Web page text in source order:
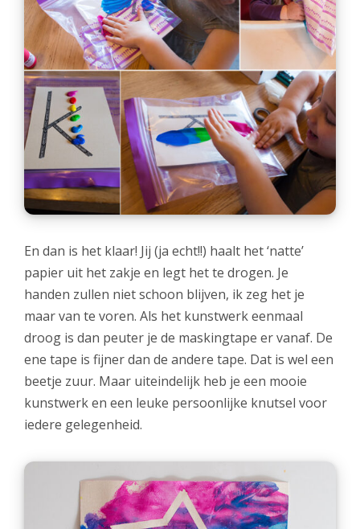
En dan is het klaar! Jij (ja echt!!) haalt het ‘natte’
papier uit het zakje en legt het te drogen. Je
handen zullen niet schoon blijven, ik zeg het je
maar van te voren. Als het kunstwerk eenmaal
droog is dan peuter je de maskingtape er vanaf. De
ene tape is fijner dan de andere tape. Dat is wel een
beetje zuur. Maar uiteindelijk heb je een mooie
kunstwerk en een leuke persoonlijke knutsel voor
iedere gelegenheid.